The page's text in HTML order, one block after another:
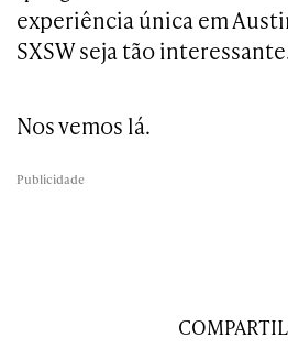
experiência única em
SXSW seja tão
Nos vemos lá.
Publicidade